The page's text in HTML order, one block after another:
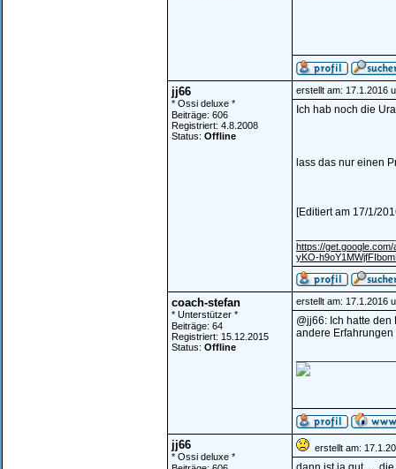
jj66
* Ossi deluxe *
Beiträge: 606
Registriert: 4.8.2008
Status: Offline
erstellt am: 17.1.2016
Ich hab noch die
lass das nur einen
[Editiert am 17/1/
https://
yKO-
coach-stefan
* Unterstützer *
Beiträge: 64
Registriert: 15.12.2015
Status: Offline
erstellt am: 17.1.2016
@jj66: Ich hatte
andere Erfahrungen
jj66
* Ossi deluxe *
erstellt am: